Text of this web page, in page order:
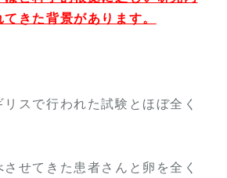
きた背景があります。
スで行われた試験とほぼ全く
せてきた患者さんと卵を全く